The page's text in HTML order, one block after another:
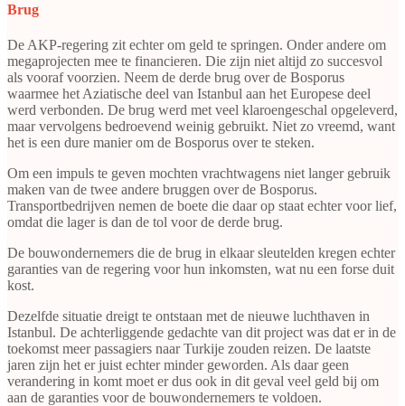
Brug
De AKP-regering zit echter om geld te springen. Onder andere om
megaprojecten mee te financieren. Die zijn niet altijd zo succesvol
als vooraf voorzien. Neem de derde brug over de Bosporus
waarmee het Aziatische deel van Istanbul aan het Europese deel
werd verbonden. De brug werd met veel klaroengeschal opgeleverd,
maar vervolgens bedroevend weinig gebruikt. Niet zo vreemd, want
het is een dure manier om de Bosporus over te steken.
Om een impuls te geven mochten vrachtwagens niet langer gebruik
maken van de twee andere bruggen over de Bosporus.
Transportbedrijven nemen de boete die daar op staat echter voor lief,
omdat die lager is dan de tol voor de derde brug.
De bouwondernemers die de brug in elkaar sleutelden kregen echter
garanties van de regering voor hun inkomsten, wat nu een forse duit
kost.
Dezelfde situatie dreigt te ontstaan met de nieuwe luchthaven in
Istanbul. De achterliggende gedachte van dit project was dat er in de
toekomst meer passagiers naar Turkije zouden reizen. De laatste
jaren zijn het er juist echter minder geworden. Als daar geen
verandering in komt moet er dus ook in dit geval veel geld bij om
aan de garanties voor de bouwondernemers te voldoen.